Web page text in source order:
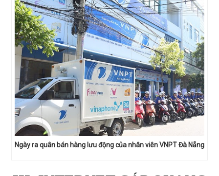
Ngày ra quân bán hàng lưu động của nhân viên VNPT Đà Nẵng